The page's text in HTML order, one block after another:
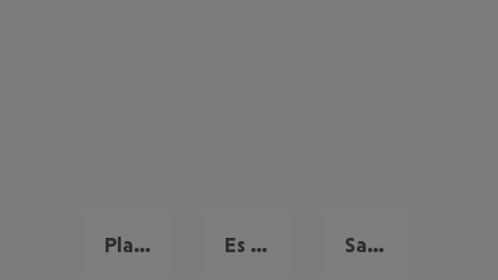
Playa d'en Bossa Es Cana San Antonio De Portmany